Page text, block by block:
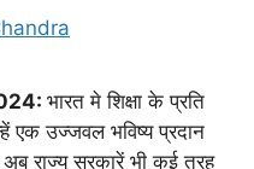
भारत मे शिक्षा के प्रति
एक उज्जवल भविष्य प्रदान
राज्य सरकारें भी कई तरह